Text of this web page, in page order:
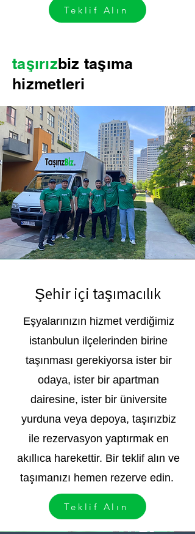
Teklif Alın
taşırızbiz taşıma
hizmetleri
Şehir içi taşımacılık
Eşyalarınızın hizmet verdiğimiz
istanbulun ilçelerinden birine
taşınması gerekiyorsa ister bir
odaya, ister bir apartman
dairesine, ister bir üniversite
yurduna veya depoya, taşırızbiz
ile rezervasyon yaptırmak en
akıllıca harekettir. Bir teklif alın ve
taşımanızı hemen rezerve edin.
Teklif Alın